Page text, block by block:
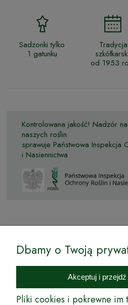
Sadzonki tylko
1 gatunku
Tradycja
od 1953
Kontrolowana jakość! Nadzór
naszych roślin
sprawuje Państwowa Inspekcja
i Nasiennictwa
Internetowy Sklep Ogrodniczy
podkarpackich szkółkarzy, której
rynek wysokiej jakości drzewek
innych produktów pozwalających na
Dbamy o Twoją
Akceptuj i
Pliki cookies i pokrewne im